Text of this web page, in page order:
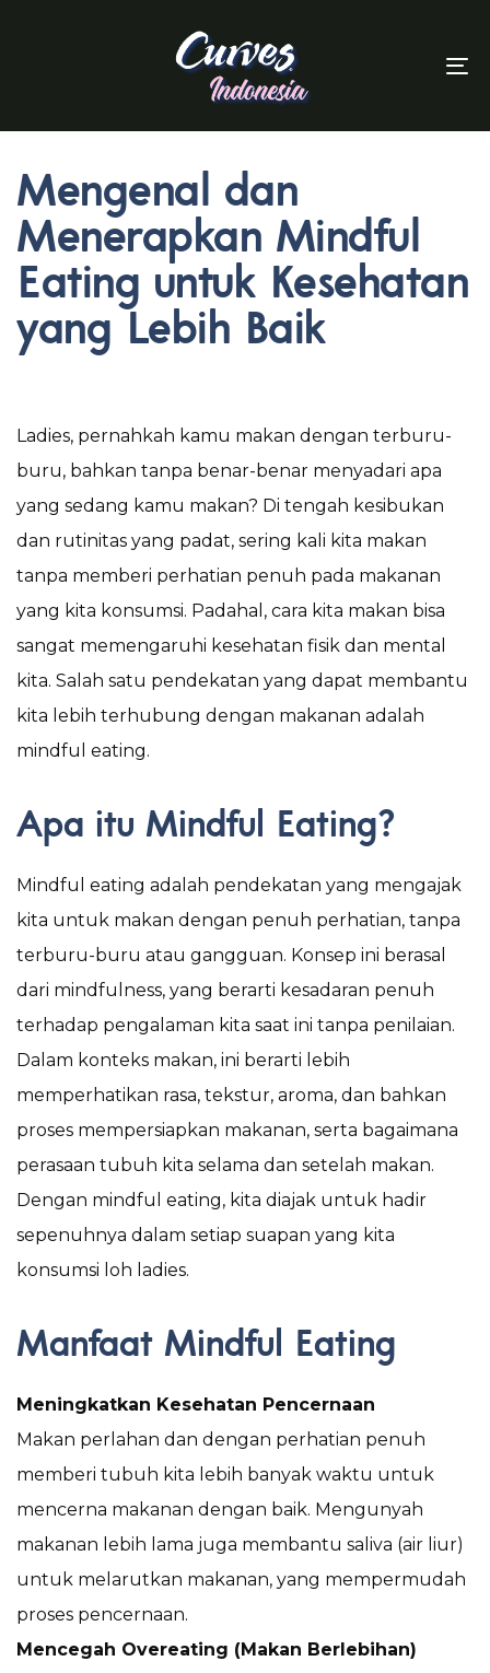
Mengenal dan
Menerapkan Mindful
Eating untuk Kesehatan
yang Lebih Baik
Ladies, pernahkah kamu makan dengan terburu-
buru, bahkan tanpa benar-benar menyadari apa
yang sedang kamu makan? Di tengah kesibukan
dan rutinitas yang padat, sering kali kita makan
tanpa memberi perhatian penuh pada makanan
yang kita konsumsi. Padahal, cara kita makan bisa
sangat memengaruhi kesehatan fisik dan mental
kita. Salah satu pendekatan yang dapat membantu
kita lebih terhubung dengan makanan adalah
mindful eating.
Apa itu Mindful Eating?
Mindful eating adalah pendekatan yang mengajak
kita untuk makan dengan penuh perhatian, tanpa
terburu-buru atau gangguan. Konsep ini berasal
dari mindfulness, yang berarti kesadaran penuh
terhadap pengalaman kita saat ini tanpa penilaian.
Dalam konteks makan, ini berarti lebih
memperhatikan rasa, tekstur, aroma, dan bahkan
proses mempersiapkan makanan, serta bagaimana
perasaan tubuh kita selama dan setelah makan.
Dengan mindful eating, kita diajak untuk hadir
sepenuhnya dalam setiap suapan yang kita
konsumsi loh ladies.
Manfaat Mindful Eating
Meningkatkan Kesehatan Pencernaan
Makan perlahan dan dengan perhatian penuh
memberi tubuh kita lebih banyak waktu untuk
mencerna makanan dengan baik. Mengunyah
makanan lebih lama juga membantu saliva (air liur)
untuk melarutkan makanan, yang mempermudah
proses pencernaan.
Mencegah Overeating (Makan Berlebihan)